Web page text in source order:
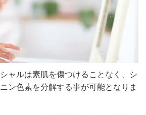
ャルは素肌を傷つけることなく、シ
ン色素を分解する事が可能となりま